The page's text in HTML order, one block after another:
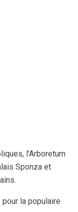
l'Arboretum
Sponza et
la populaire